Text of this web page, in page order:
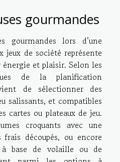
gourmandes
gourmandes lors d’une
jeux de société représente
et plaisir. Selon les
de la planification
de sélectionner des
salissants, et compatibles
cartes ou plateaux de jeu.
croquants avec une
découpés, ou encore
base de volaille ou de